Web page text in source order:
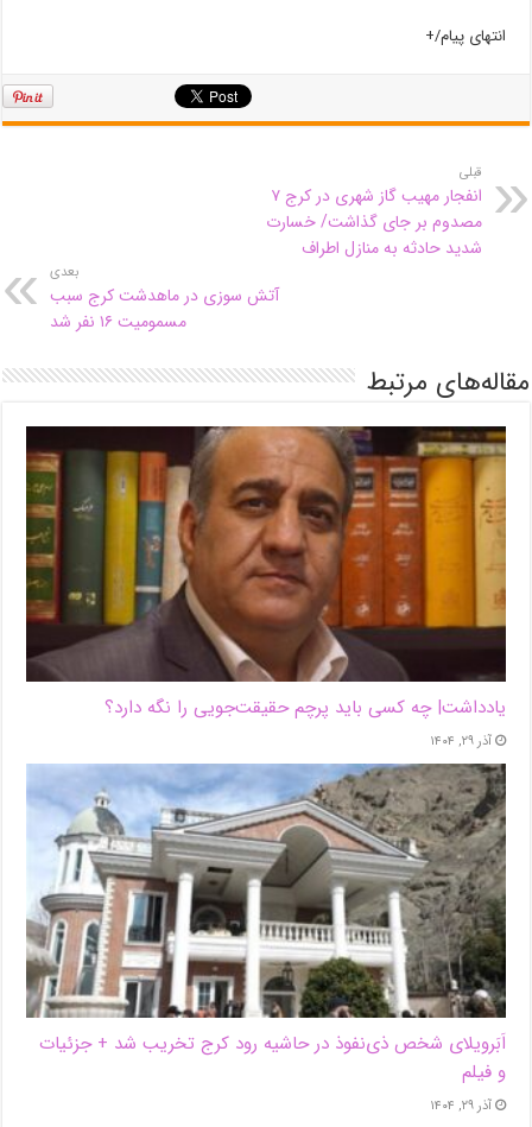
انتهای پیام/+
قبلی
انفجار مهیب گاز شهری در کرج ۷
مصدوم بر جای گذاشت/ خسارت
شدید حادثه به منازل اطراف
بعدی
آتش سوزی در ماهدشت کرج سبب
مسمومیت ۱۶ نفر شد
مقاله‌های مرتبط
یادداشت| ‌چه کسی باید پرچم حقیقت‌جویی را نگه دارد؟
آذر ۲۹, ۱۴۰۴
اَبَر‌ویلای شخص ذی‌نفوذ در حاشیه‌ رود کرج تخریب شد + جزئیات
و فیلم
آذر ۲۹, ۱۴۰۴